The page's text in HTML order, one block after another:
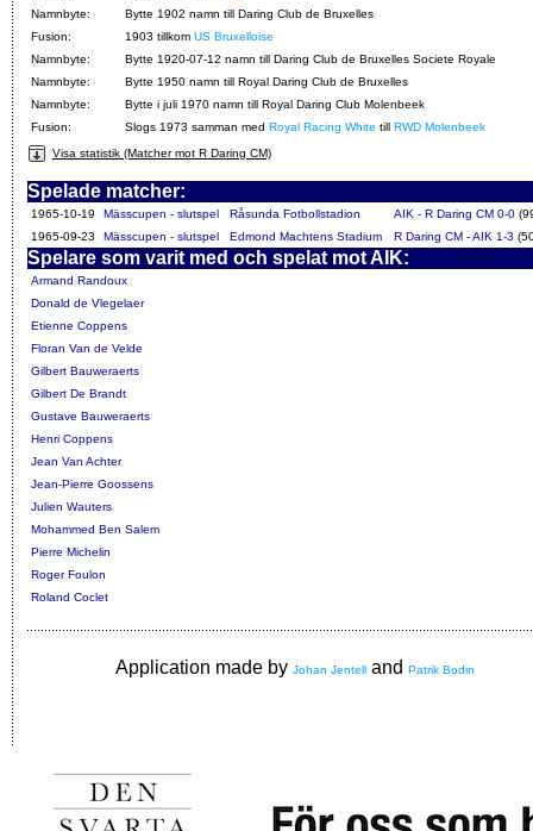
Namnbyte:
Bytte 1902 namn till Daring Club de Bruxelles
Fusion:
1903 tillkom US Bruxelloise
Namnbyte:
Bytte 1920-07-12 namn till Daring Club de Bruxelles Societe Royale
Namnbyte:
Bytte 1950 namn till Royal Daring Club de Bruxelles
Namnbyte:
Bytte i juli 1970 namn till Royal Daring Club Molenbeek
Fusion:
Slogs 1973 samman med Royal Racing White till RWD Molenbeek
Visa statistik (Matcher mot R Daring CM)
Spelade matcher:
1965-10-19 Mässcupen - slutspel Råsunda Fotbollstadion AIK - R Daring CM 0-0
1965-09-23
Mässcupen - slutspel Edmond Machtens Stadium R Daring CM - AIK 1-3
Spelare som varit med och spelat mot AIK:
Armand Randoux
Donald de Vlegelaer
Etienne Coppens
Floran Van de Velde
Gilbert Bauweraerts
Gilbert De Brandt
Gustave Bauweraerts
Henri Coppens
Jean Van Achter
Jean-Pierre Goossens
Julien Wauters
Mohammed Ben Salem
Pierre Michelin
Roger Foulon
Roland Coclet
Application made by Johan Jentell and Patrik Bodin